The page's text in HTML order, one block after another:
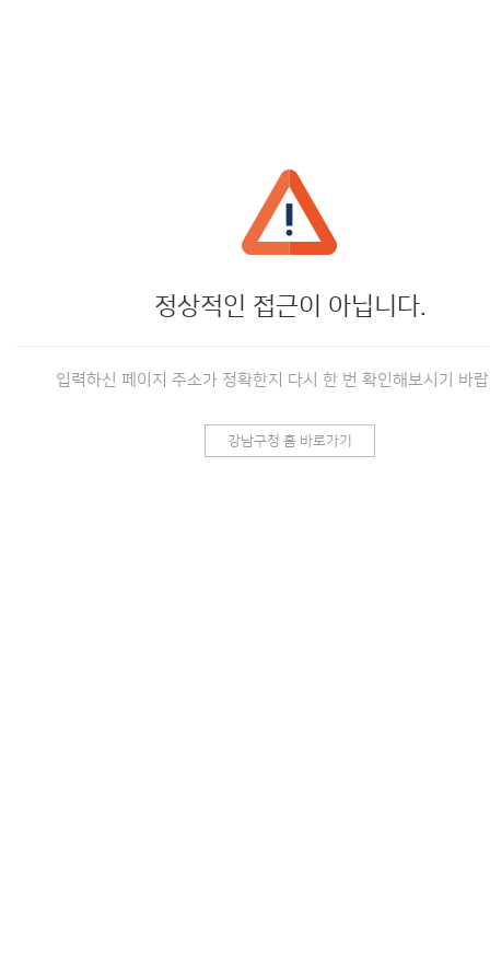
정상적인 접근이 아닙니다.
입력하신 페이지 주소가 정확한지 다시 한 번 확인해보시기 바
강남구청 홈 바로가기